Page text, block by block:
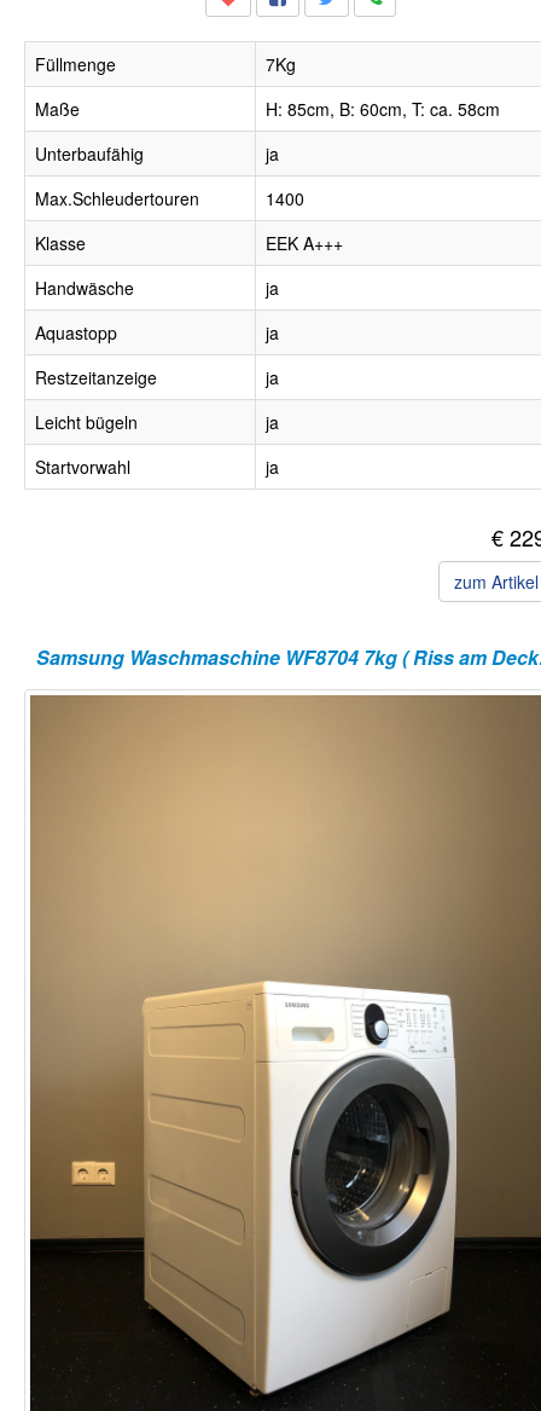
Füllmenge
7Kg
Maße
H: 85cm, B: 60cm, T: ca. 58cm
Unterbaufähig
ja
Max.Schleudertouren
1400
Klasse
EEK A+++
Handwäsche
ja
Aquastopp
ja
Restzeitanzeige
ja
Leicht bügeln
ja
Startvorwahl
ja
€
zum